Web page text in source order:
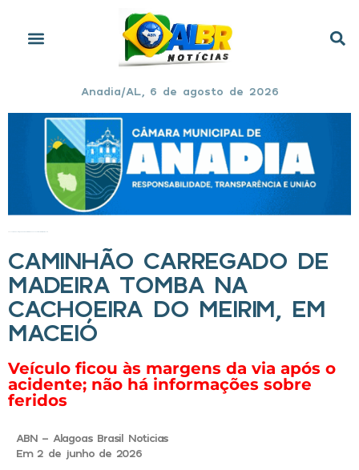
Anadia/AL, 6 de agosto de 2026
CAMINHÃO CARREGADO DE
MADEIRA TOMBA NA
CACHOEIRA DO MEIRIM, EM
MACEIÓ
Veículo ficou às margens da via após o
acidente; não há informações sobre
feridos
ABN - Alagoas Brasil Noticias
Em 2 de junho de 2026